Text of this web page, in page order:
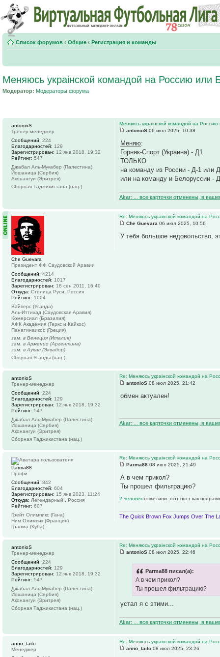
Список форумов ‹ Общие ‹ Регистрация и команды
Меняюсь украiнской командой на Россию или
Модератор: Модераторы форума
Меняюсь украiнской командой на Россию
antonioS 06 июл 2025, 10:38
Меняю:
Горняк-Спорт (Украина) - Д1
ТОЛЬКО
на команду из России - Д-1 или
или на команду и Белоруссии -
Akar: ... все карточки отменены, в
antonioS
Тренер-менеджер
Сообщений: 224
Благодарностей: 129
Зарегистрирован: 12 янв 2018, 19:32
Рейтинг: 547
Джабал Аль-Мукабер (Палестина)
Йошаница (Сербия)
Аконангуи (Эритрея)
Сборная Таджикистана (нац.)
Re: Меняюсь украiнской командой на
Che Guevara 06 июл 2025, 10:56
У тебя большое недовольство,
Che Guevara
Президент ФФ Саудовской Аравии
Сообщений: 4214
Благодарностей: 1017
Зарегистрирован: 18 сен 2011, 16:40
Откуда: Столица Руси, Россия
Рейтинг: 1004
Вайперс (Уганда)
Аль-Иттихад (Саудовская Аравия)
Комерсиал (Бразилия)
АФК Академия (Теркс и Кайкос)
Панатинаикос (Греция)
зам. в Венеция (Италия)
зам. в Арменио (Аргентина)
зам. в Аукас (Эквадор)
Сборная Уганды (нац.)
Re: Меняюсь украiнской командой на
antonioS 08 июл 2025, 21:42
обмен актуален!
Akar: ... все карточки отменены, в
antonioS
Тренер-менеджер
Сообщений: 224
Благодарностей: 129
Зарегистрирован: 12 янв 2018, 19:32
Рейтинг: 547
Джабал Аль-Мукабер (Палестина)
Йошаница (Сербия)
Аконангуи (Эритрея)
Сборная Таджикистана (нац.)
Re: Меняюсь украiнской командой на
Parma88 08 июл 2025, 21:49
А в чем прикол?
Ты прошел фильтрацию?
2 человек отметили этот пост как
The Quick Brown Fox Jumps Over The
Parma88
Профи
Сообщений: 842
Благодарностей: 604
Зарегистрирован: 15 янв 2023, 11:24
Откуда: Легендарный!, Россия
Рейтинг: 607
Грейт Олимпикс (Гана)
Ним Олимпик (Франция)
Гранма (Куба)
Re: Меняюсь украiнской командой на
antonioS 08 июл 2025, 22:46
Parma88 писал(а):
А в чем прикол?
Ты прошел фильтрацию?
устал я с этими...
Akar: ... все карточки отменены, в
antonioS
Тренер-менеджер
Сообщений: 224
Благодарностей: 129
Зарегистрирован: 12 янв 2018, 19:32
Рейтинг: 547
Джабал Аль-Мукабер (Палестина)
Йошаница (Сербия)
Аконангуи (Эритрея)
Сборная Таджикистана (нац.)
Re: Меняюсь украiнской командой на
anno_taito 08 июл 2025, 23:26
anno_taito
Менеджер